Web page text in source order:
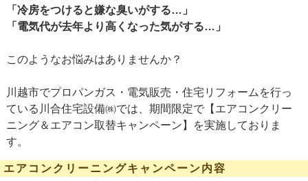
「冷房をつけると嫌な臭いがする…」
「電気代が去年より高くなった気がする…」
このようなお悩みはありませんか？
川越市でプロパンガス・電気販売・住宅リフォームを行っ
ている川合住宅設備㈱では、期間限定で【エアコンクリー
ニング＆エアコン取替キャンペーン】を実施しておりま
す。
エアコンクリーニングキャンペーン内容